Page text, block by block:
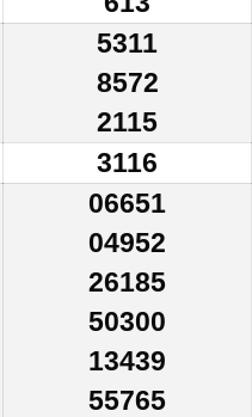
5311
8572
2115
3116
06651
04952
26185
50300
13439
55765